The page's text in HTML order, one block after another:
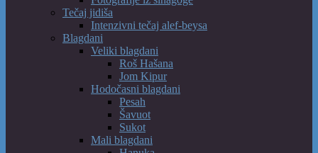
Tečaj jidiša
Intenzivni tečaj alef-beysa
Blagdani
Veliki blagdani
Roš Hašana
Jom Kipur
Hodočasni blagdani
Pesah
Šavuot
Sukot
Mali blagdani